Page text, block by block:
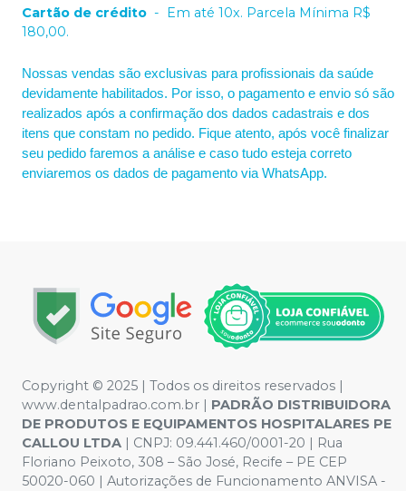
Cartão de crédito - Em até 10x. Parcela Mínima R$
180,00.
Nossas vendas são exclusivas para profissionais da saúde
devidamente habilitados. Por isso, o pagamento e envio só são
realizados após a confirmação dos dados cadastrais e dos
itens que constam no pedido. Fique atento, após você finalizar
seu pedido faremos a análise e caso tudo esteja correto
enviaremos os dados de pagamento via WhatsApp.
Copyright © 2025 | Todos os direitos reservados |
www.dentalpadrao.com.br | PADRÃO DISTRIBUIDORA
DE PRODUTOS E EQUIPAMENTOS HOSPITALARES PE
CALLOU LTDA | CNPJ: 09.441.460/0001-20 | Rua
Floriano Peixoto, 308 – São José, Recife – PE CEP
50020-060 | Autorizações de Funcionamento ANVISA -